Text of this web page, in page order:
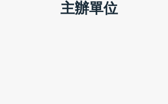
主辦單位